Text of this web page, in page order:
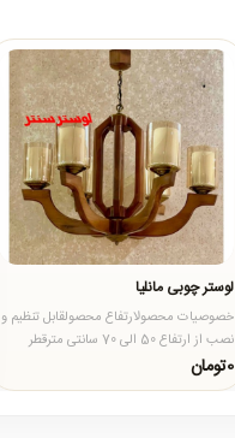
لوستر چوبی مانلیا
خصوصیات محصولارتفاع محصولقابل تنظیم و
نصب از ارتفاع 50 الی 70 سانتی مترقطر
محصول60 سانتی مترجنس محصو..
0تومان